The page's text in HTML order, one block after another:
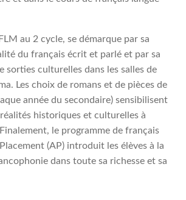
au 2 cycle, se démarque par sa
du français écrit et parlé et par sa
sorties culturelles dans les salles de
Les choix de romans et de pièces de
année du secondaire) sensibilisent
réalités historiques et culturelles à
le programme de français
(AP) introduit les élèves à la
dans toute sa richesse et sa